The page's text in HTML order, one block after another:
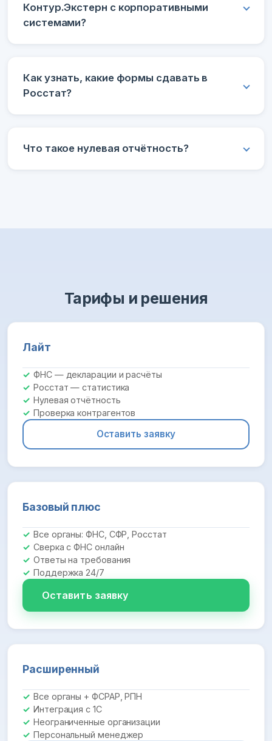
Контур.Экстерн с корпоративными
системами?
Как узнать, какие формы сдавать в
Росстат?
Что такое нулевая отчётность?
Тарифы и решения
Лайт
ФНС — декларации и расчёты
Росстат — статистика
Нулевая отчётность
Проверка контрагентов
Оставить заявку
Базовый плюс
Все органы: ФНС, СФР, Росстат
Сверка с ФНС онлайн
Ответы на требования
Поддержка 24/7
Оставить заявку
Расширенный
Все органы + ФСРАР, РПН
Интеграция с 1С
Неограниченные организации
Персональный менеджер